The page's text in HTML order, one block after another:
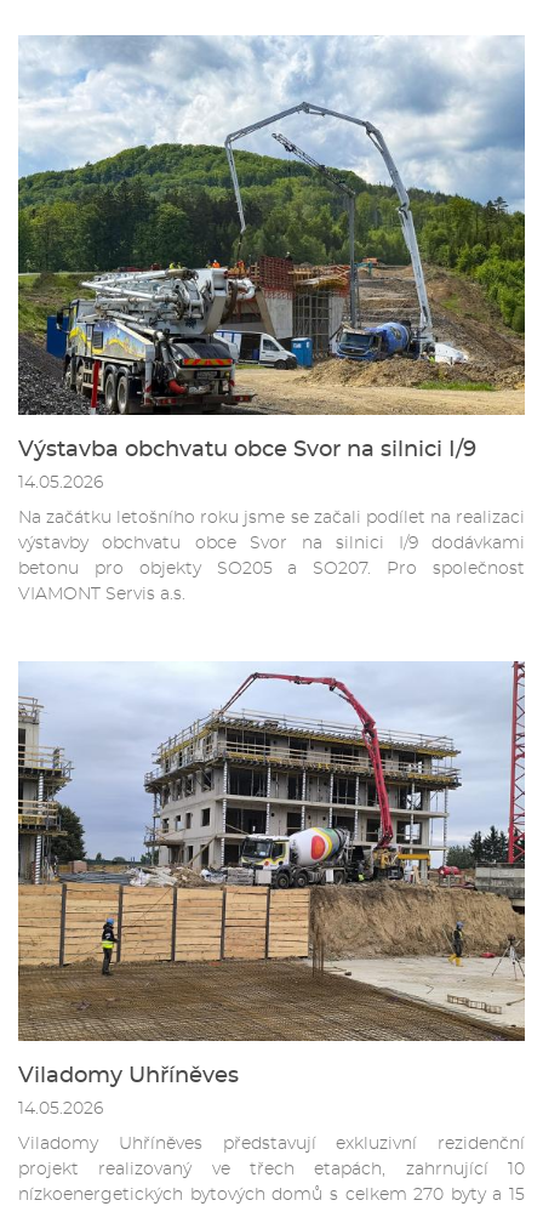
Výstavba obchvatu obce Svor na silnici I/9
14.05.2026
Na začátku letošního roku jsme se začali podílet na realizaci
výstavby obchvatu obce Svor na silnici I/9 dodávkami
betonu pro objekty SO205 a SO207. Pro společnost
VIAMONT Servis a.s.
Viladomy Uhříněves
14.05.2026
Viladomy Uhříněves představují exkluzivní rezidenční
projekt realizovaný ve třech etapách, zahrnující 10
nízkoenergetických bytových domů s celkem 270 byty a 15